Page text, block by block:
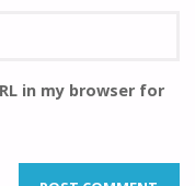
in my browser for